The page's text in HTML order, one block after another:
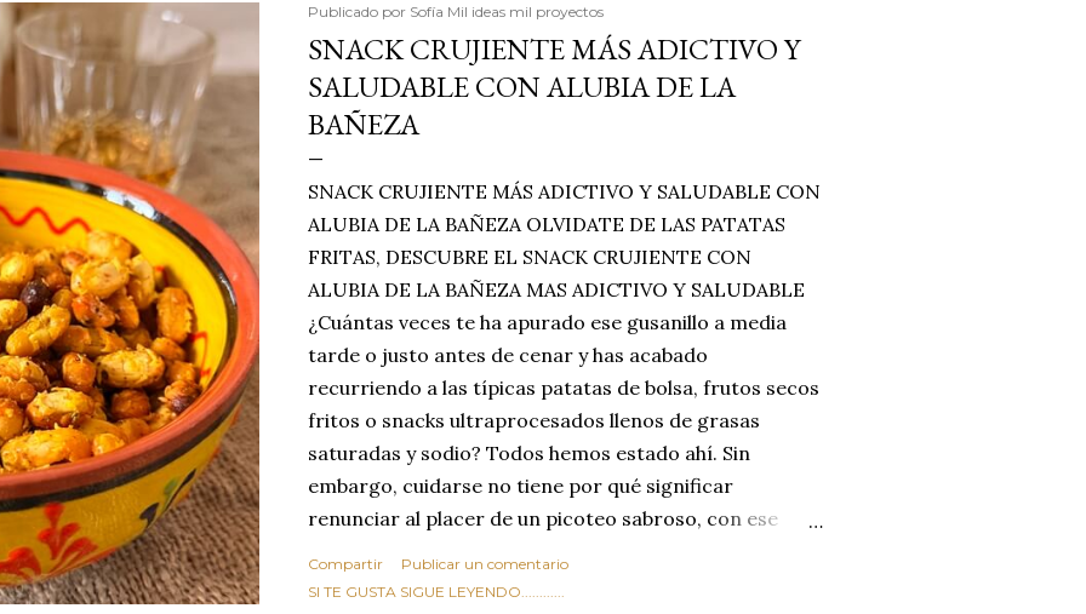
Publicado por Sofía Mil ideas mil proyectos
SNACK CRUJIENTE MÁS ADICTIVO Y
SALUDABLE CON ALUBIA DE LA
BAÑEZA
SNACK CRUJIENTE MÁS ADICTIVO Y SALUDABLE CON
ALUBIA DE LA BAÑEZA OLVIDATE DE LAS PATATAS
FRITAS, DESCUBRE EL SNACK CRUJIENTE CON
ALUBIA DE LA BAÑEZA MAS ADICTIVO Y SALUDABLE
¿Cuántas veces te ha apurado ese gusanillo a media
tarde o justo antes de cenar y has acabado
recurriendo a las típicas patatas de bolsa, frutos secos
fritos o snacks ultraprocesados llenos de grasas
saturadas y sodio? Todos hemos estado ahí. Sin
embargo, cuidarse no tiene por qué significar
renunciar al placer de un picoteo sabroso, con ese
Estas alubias crujientes al horno van a cambiar por
Compartir
Publicar un comentario
SI TE GUSTA SIGUE LEYENDO............